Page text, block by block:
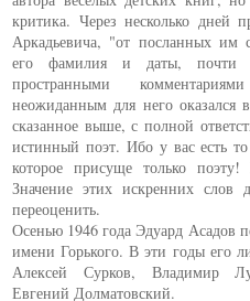
критика. Через несколько дней
Аркадьевича, "от посланных им
его фамилия и даты, почти
пространными
неожиданным для него оказался
сказанное выше, с полной
истинный поэт. Ибо у вас есть
которое присуще только
Значение этих искренних слов
переоценить.
Осенью 1946 года Эдуард Асадов
имени Горького. В эти годы его
Алексей Сурков, Владимир
Евгений Долматовский.